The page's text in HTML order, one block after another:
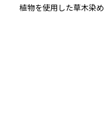
植物を使用した草木染